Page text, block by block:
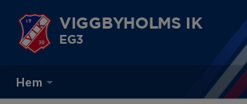
Hem
VIGGBYHOLMS IK
EG3